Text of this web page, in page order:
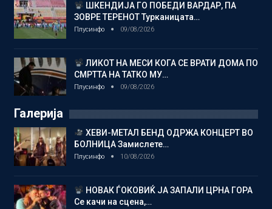
ШКЕНДИЈА ГО ПОБЕДИ ВАРДАР, ПА
ЗОВРЕ ТЕРЕНОТ Турканицата…
Плусинфо 09/08/2026
ЛИКОТ НА МЕСИ КОГА СЕ ВРАТИ ДОМА ПО
СМРТТА НА ТАТКО МУ…
Плусинфо 09/08/2026
Галерија
ХЕВИ-МЕТАЛ БЕНД ОДРЖА КОНЦЕРТ ВО
БОЛНИЦА Замислете…
Плусинфо 10/08/2026
НОВАК ЃОКОВИЌ ЈА ЗАПАЛИ ЦРНА ГОРА
Се качи на сцена,…